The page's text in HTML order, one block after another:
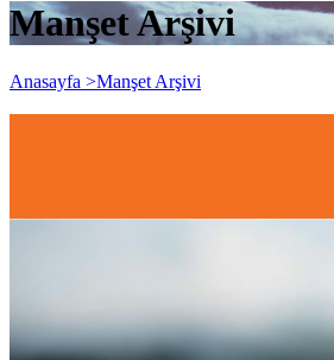
Manşet Arşivi
Anasayfa >Manşet Arşivi
2023/2. Dönem SMMM
Sınavı Hazırlık Kursları